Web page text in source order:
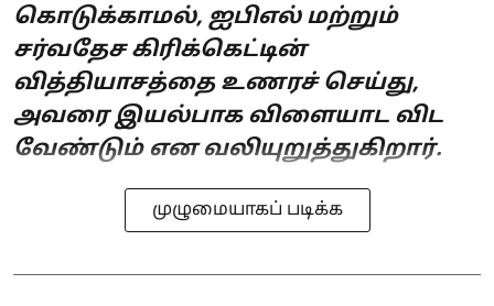
கொடுக்காமல், ஐபிஎல் மற்றும்
சர்வதேச கிரிக்கெட்டின்
வித்தியாசத்தை உணரச் செய்து,
அவரை இயல்பாக விளையாட விட
வேண்டும் என வலியுறுத்துகிறார்.
முழுமையாகப் படிக்க